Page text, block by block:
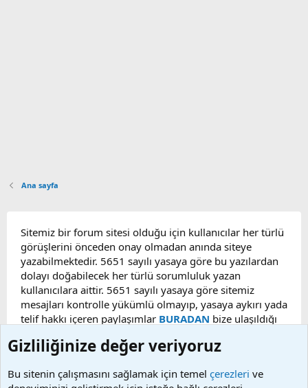
Ana sayfa
Sitemiz bir forum sitesi olduğu için kullanıcılar her türlü
görüşlerini önceden onay olmadan anında siteye
yazabilmektedir. 5651 sayılı yasaya göre bu yazılardan
dolayı doğabilecek her türlü sorumluluk yazan
kullanıcılara aittir. 5651 sayılı yasaya göre sitemiz
mesajları kontrolle yükümlü olmayıp, yasaya aykırı yada
telif hakkı içeren paylaşımlar BURADAN bize ulaşıldığı
kaldırılacaktır. Sitemizde Bulunan Videolar YouTube,
alınmaktadır. Telif hakları sorumluluğu bu sitelere aittir.
Gizliliğinize değer veriyoruz
Bu sitenin çalışmasını sağlamak için temel çerezleri ve